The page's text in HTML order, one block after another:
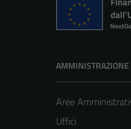
AMMINISTRAZIONE
Aree
Uffici